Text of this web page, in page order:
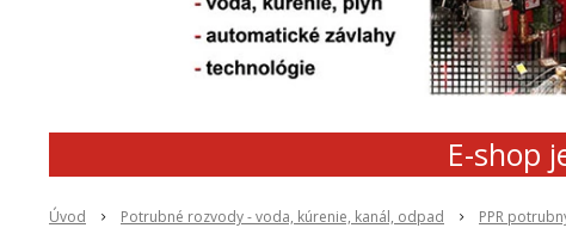
E-shop
Úvod Potrubné rozvody - voda, kúrenie, kanál, odpad PPR